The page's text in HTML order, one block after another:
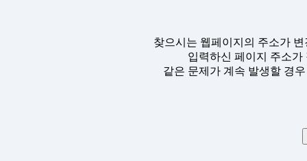
찾으시는 웹페이지의 주소가
입력하신 페이지 주소
같은 문제가 계속 발생할 경